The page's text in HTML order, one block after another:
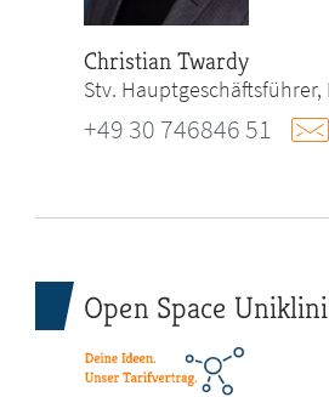
Christian Twardy
Stv.
+49 30 746846 51
Open Space